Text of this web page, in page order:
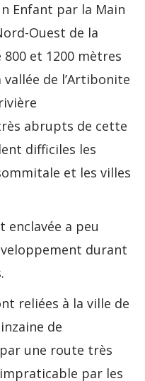
Enfant par la Main
Ouest de la
et 1200 mètres
de l’Artibonite
abrupts de cette
difficiles les
et les villes
a peu
durant
reliées à la ville de
de
une route très
par les